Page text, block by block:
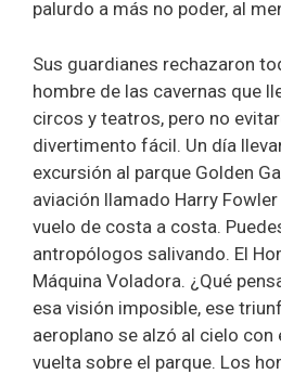
palurdo a más no poder, al
Sus guardianes rechazaron
hombre de las cavernas que
circos y teatros, pero no
divertimento fácil. Un día
excursión al parque Golden
aviación llamado Harry
vuelo de costa a costa.
antropólogos salivando. El
Máquina Voladora. ¿Qué
esa visión imposible, ese
aeroplano se alzó al cielo con
vuelta sobre el parque. Los